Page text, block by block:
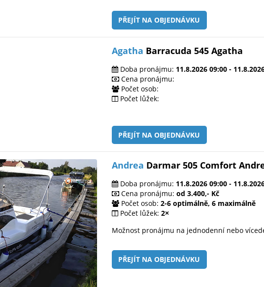
PŘEJÍT NA OBJEDNÁVKU
Agatha Barracuda 545 Agatha
Doba pronájmu: 11.8.2026 09:00 -
Cena pronájmu:
Počet osob:
Počet lůžek:
PŘEJÍT NA OBJEDNÁVKU
Andrea Darmar 505 Comfort
Doba pronájmu: 11.8.2026 09:00 -
Cena pronájmu: od 3.400,- Kč
Počet osob: 2-6 optimálně, 6 maximálně
Počet lůžek: 2×
Možnost pronájmu na jednodenní nebo
PŘEJÍT NA OBJEDNÁVKU